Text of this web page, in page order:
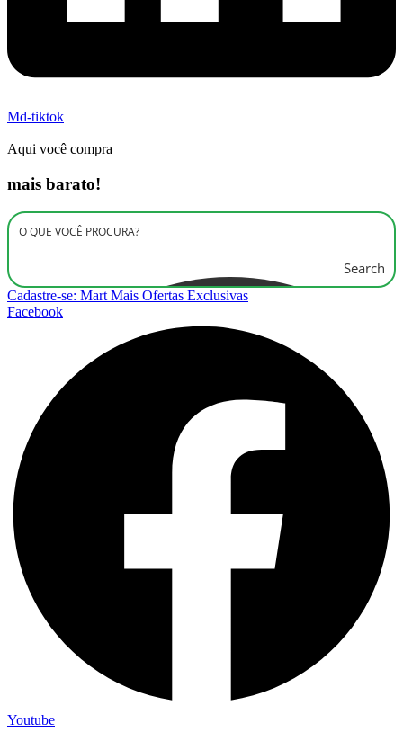
Md-tiktok
Aqui você compra
mais barato!
Search
Cadastre-se: Mart Mais Ofertas Exclusivas
Facebook
Youtube